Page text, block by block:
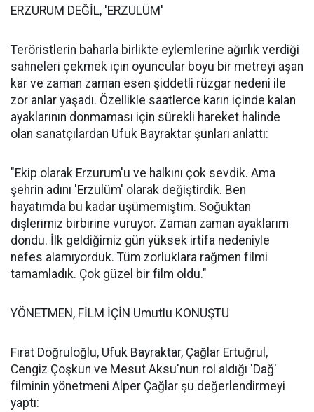
ERZURUM DEĞİL, 'ERZULÜM'
Teröristlerin baharla birlikte eylemlerine ağırlık verdiği
sahneleri çekmek için oyuncular boyu bir metreyi aşan
kar ve zaman zaman esen şiddetli rüzgar nedeni ile
zor anlar yaşadı. Özellikle saatlerce karın içinde kalan
ayaklarının donmaması için sürekli hareket halinde
olan sanatçılardan Ufuk Bayraktar şunları anlattı:
"Ekip olarak Erzurum'u ve halkını çok sevdik. Ama
şehrin adını 'Erzulüm' olarak değiştirdik. Ben
hayatımda bu kadar üşümemiştim. Soğuktan
dişlerimiz birbirine vuruyor. Zaman zaman ayaklarım
dondu. İlk geldiğimiz gün yüksek irtifa nedeniyle
nefes alamıyorduk. Tüm zorluklara rağmen filmi
tamamladık. Çok güzel bir film oldu."
YÖNETMEN, FİLM İÇİN Umutlu KONUŞTU
Fırat Doğruloğlu, Ufuk Bayraktar, Çağlar Ertuğrul,
Cengiz Çoşkun ve Mesut Aksu'nun rol aldığı 'Dağ'
filminin yönetmeni Alper Çağlar şu değerlendirmeyi
yaptı: